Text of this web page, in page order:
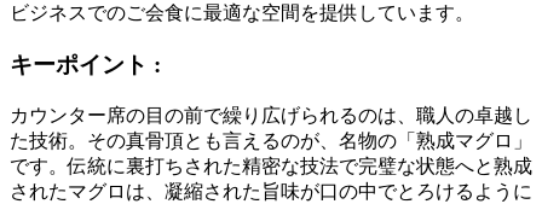
ビジネスでのご会食に最適な空間を提供しています。
キーポイント :
カウンター席の目の前で繰り広げられるのは、職人の卓越し
た技術。その真骨頂とも言えるのが、名物の「熟成マグロ」
です。伝統に裏打ちされた精密な技法で完璧な状態へと熟成
されたマグロは、凝縮された旨味が口の中でとろけるように